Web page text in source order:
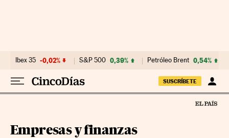
Ibex 35 -0,02% S&P 500 0,39% Petróleo Brent 0,54%
SUSCRÍBETE
Empresas y finanzas